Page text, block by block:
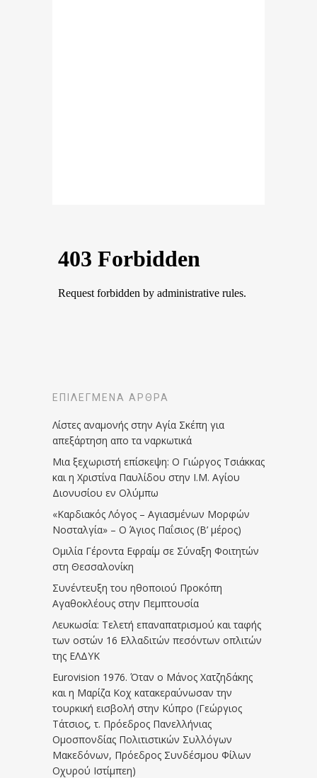
ΕΠΙΛΕΓΜΈΝΑ ΆΡΘΡΑ
Λίστες αναμονής στην Αγία Σκέπη για
απεξάρτηση απο τα ναρκωτικά
Μια ξεχωριστή επίσκεψη: Ο Γιώργος Τσιάκκας
και η Χριστίνα Παυλίδου στην Ι.Μ. Αγίου
Διονυσίου εν Ολύμπω
«Καρδιακός Λόγος – Αγιασμένων Μορφών
Νοσταλγία» – Ο Άγιος Παΐσιος (Β’ μέρος)
Ομιλία Γέροντα Εφραίμ σε Σύναξη Φοιτητών
στη Θεσσαλονίκη
Συνέντευξη του ηθοποιού Προκόπη
Αγαθοκλέους στην Πεμπτουσία
Λευκωσία: Τελετή επαναπατρισμού και ταφής
των οστών 16 Ελλαδιτών πεσόντων οπλιτών
της ΕΛΔΥΚ
Eurovision 1976. Όταν ο Μάνος Χατζηδάκης
και η Μαρίζα Κοχ κατακεραύνωσαν την
τουρκική εισβολή στην Κύπρο (Γεώργιος
Τάτσιος, τ. Πρόεδρος Πανελλήνιας
Ομοσπονδίας Πολιτιστικών Συλλόγων
Μακεδόνων, Πρόεδρος Συνδέσμου Φίλων
Οχυρού Ιστίμπεη)